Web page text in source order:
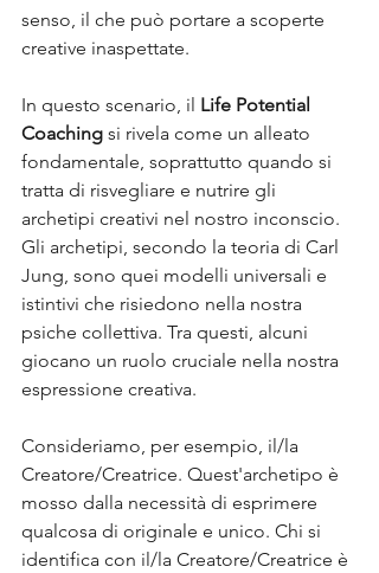
senso, il che può portare a scoperte
creative inaspettate.
In questo scenario, il Life Potential
Coaching si rivela come un alleato
fondamentale, soprattutto quando si
tratta di risvegliare e nutrire gli
archetipi creativi nel nostro inconscio.
Gli archetipi, secondo la teoria di Carl
Jung, sono quei modelli universali e
istintivi che risiedono nella nostra
psiche collettiva. Tra questi, alcuni
giocano un ruolo cruciale nella nostra
espressione creativa.
Consideriamo, per esempio, il/la
Creatore/Creatrice. Quest'archetipo è
mosso dalla necessità di esprimere
qualcosa di originale e unico. Chi si
identifica con il/la Creatore/Creatrice è